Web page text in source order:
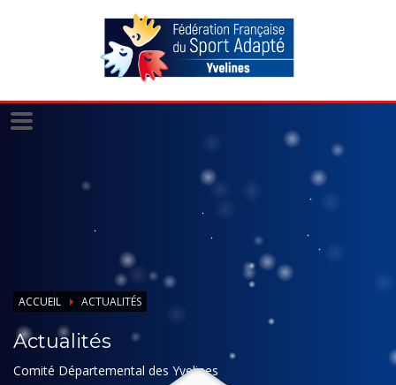
ACCUEIL ACTUALITÉS
Actualités
Comité Départemental des Yvelines
Panneau de gestion des cookies